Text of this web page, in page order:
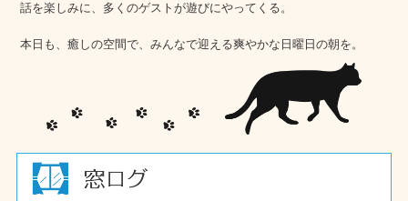
話を楽しみに、多くのゲストが遊びにやってくる。
本日も、癒しの空間で、みんなで迎える爽やかな日曜日の朝を。